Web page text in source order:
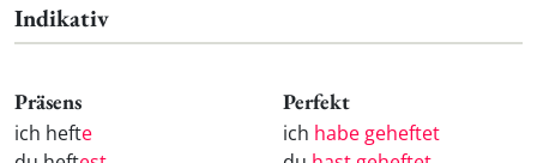
Indikativ
Präsens
ich hefte
Perfekt
ich habe geheftet